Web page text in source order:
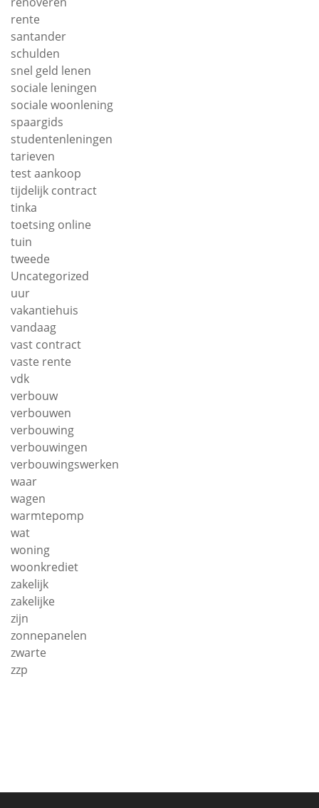
rente
santander
schulden
snel geld lenen
sociale leningen
sociale woonlening
spaargids
studentenleningen
tarieven
test aankoop
tijdelijk contract
tinka
toetsing online
tuin
tweede
Uncategorized
uur
vakantiehuis
vandaag
vast contract
vaste rente
vdk
verbouw
verbouwen
verbouwing
verbouwingen
verbouwingswerken
waar
wagen
warmtepomp
wat
woning
woonkrediet
zakelijk
zakelijke
zijn
zonnepanelen
zwarte
zzp